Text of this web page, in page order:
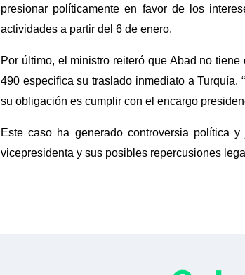
presionar políticamente en favor de los
actividades a partir del 6 de enero.
Por último, el ministro reiteró que Abad no
490 especifica su traslado inmediato a
su obligación es cumplir con el encargo
Este caso ha generado controversia política
vicepresidenta y sus posibles repercusiones